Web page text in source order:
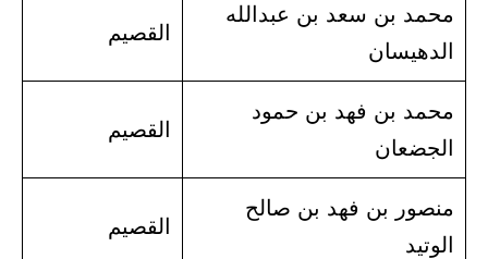
محمد بن سعد بن عبدالله
الدهيسان
القصيم
محمد بن فهد بن حمود
الجضعان
القصيم
منصور بن فهد بن صالح
الوتيد
القصيم